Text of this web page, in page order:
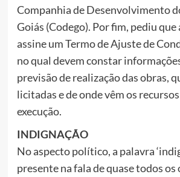
Companhia de Desenvolvimento
Goiás (Codego). Por fim, pediu que
assine um Termo de Ajuste de
no qual devem constar
previsão de realização das obras,
licitadas e de onde vêm os
execução.
INDIGNAÇÃO
No aspecto político, a palavra
presente na fala de quase todos os